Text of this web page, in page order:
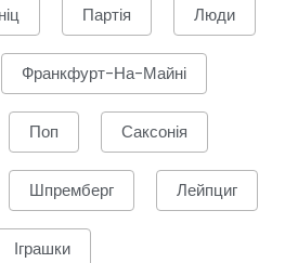
Партія Люди
Франкфурт-На-Майні
Поп Саксонія
Шпремберг Лейпциг
Іграшки